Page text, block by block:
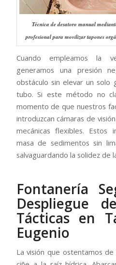
Técnica de desatoro manual
profesional para movilizar tapones
Cuando empleamos la
generamos una presión
obstáculo sin elevar un
tubo. Si este método no
momento de que nuestros
introduzcan cámaras de
mecánicas flexibles. Estos
masa de sedimentos sin
salvaguardando la solidez de
Fontanería
Despliegue
Tácticas en
Eugenio
La visión que ostentamos